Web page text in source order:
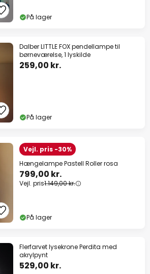
På lager
Dalber LITTLE FOX pendellampe til
børneværelse, 1 lyskilde
259,00 kr.
På lager
Vejl. pris -30%
Hængelampe Pastell Roller rosa
799,00 kr.
Vejl. pris1.149,00 kr.
På lager
Flerfarvet lysekrone Perdita med
akrylpynt
529,00 kr.